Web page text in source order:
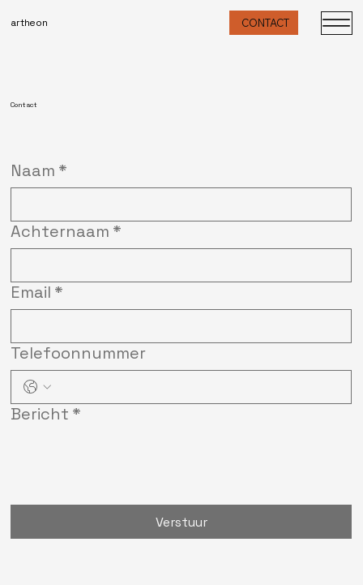
artheon CONTACT
Contact
Naam *
Achternaam *
Email *
Telefoonnummer
Bericht *
Verstuur